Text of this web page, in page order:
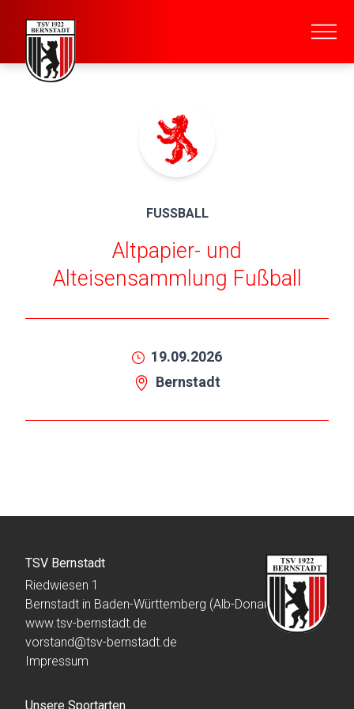
FUSSBALL
Altpapier- und
Alteisensammlung Fußball
19.09.2026
Bernstadt
TSV Bernstadt
Riedwiesen 1
Bernstadt in Baden-Württemberg (Alb-Donau-Kreis)
www.tsv-bernstadt.de
vorstand@tsv-bernstadt.de
Impressum
Unsere Sportarten